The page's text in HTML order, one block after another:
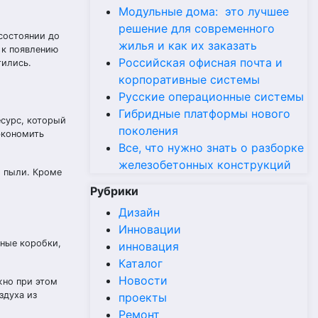
до
появлению
который
пыли. Кроме
коробки,
при этом
из
Модульные дома: это лучшее
решение для современного
жилья и как их заказать
Российская офисная почта и
корпоративные системы
Русские операционные системы
Гибридные платформы нового
поколения
Все, что нужно знать о разборке
железобетонных конструкций
Рубрики
Дизайн
Инновации
инновация
Каталог
Новости
проекты
Ремонт